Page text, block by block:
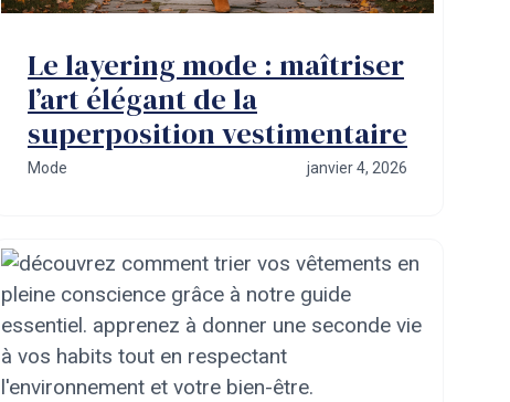
Le layering mode : maîtriser
l’art élégant de la
superposition vestimentaire
Mode janvier 4, 2026